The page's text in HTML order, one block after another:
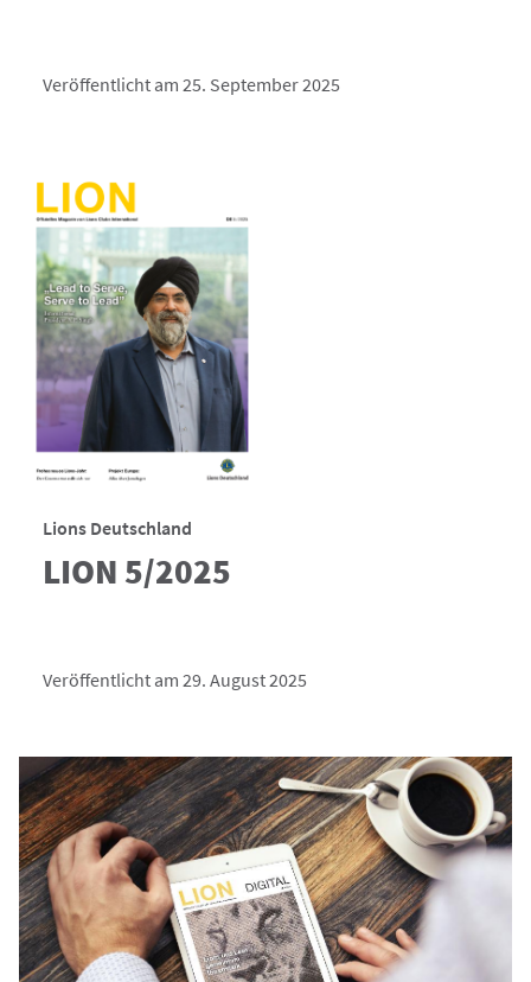
Veröffentlicht am 25. September 2025
Lions Deutschland
LION 5/2025
Veröffentlicht am 29. August 2025